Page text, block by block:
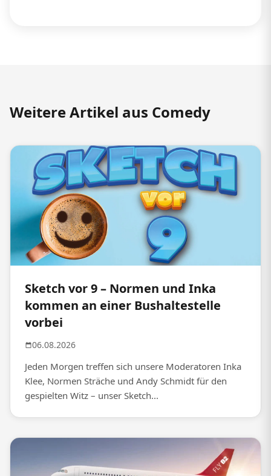
Weitere Artikel aus Comedy
Sketch vor 9 – Normen und Inka
kommen an einer Bushaltestelle
vorbei
06.08.2026
Jeden Morgen treffen sich unsere Moderatoren Inka
Klee, Normen Sträche und Andy Schmidt für den
gespielten Witz – unser Sketch...